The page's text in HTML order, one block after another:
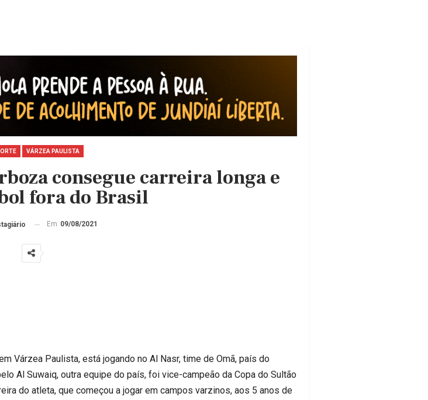
VÁRZEA PAULISTA
consegue carreira longa e
fora do Brasil
Em 09/08/2021
Várzea Paulista, está jogando no Al Nasr, time de Omã, país do
Al Suwaiq, outra equipe do país, foi vice-campeão da Copa do Sultão
do atleta, que começou a jogar em campos varzinos, aos 5 anos de